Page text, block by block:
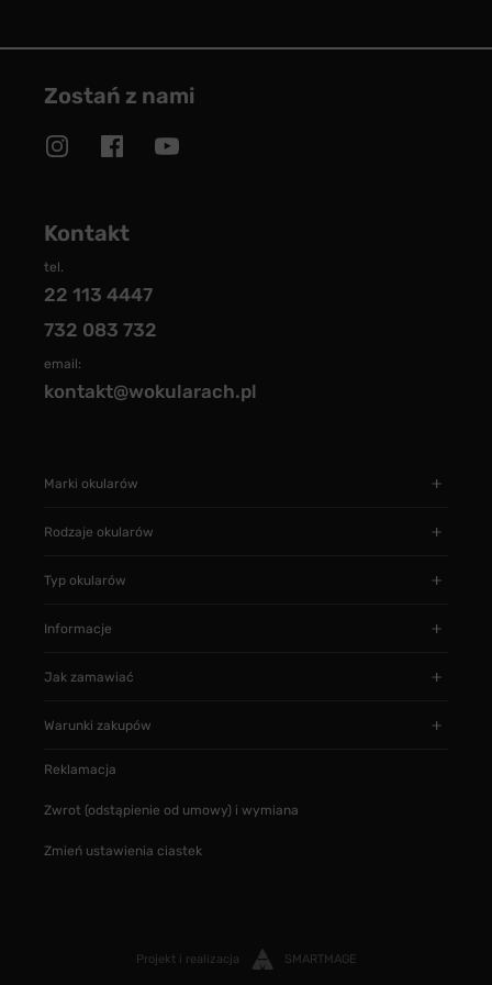
Zostań z nami
Kontakt
tel.
22 113 4447
732 083 732
email:
kontakt@wokularach.pl
Marki okularów
Rodzaje okularów
Typ okularów
Informacje
Jak zamawiać
Warunki zakupów
Reklamacja
Zwrot (odstąpienie od umowy) i wymiana
Zmień ustawienia ciastek
Projekt i realizacja SMARTMAGE